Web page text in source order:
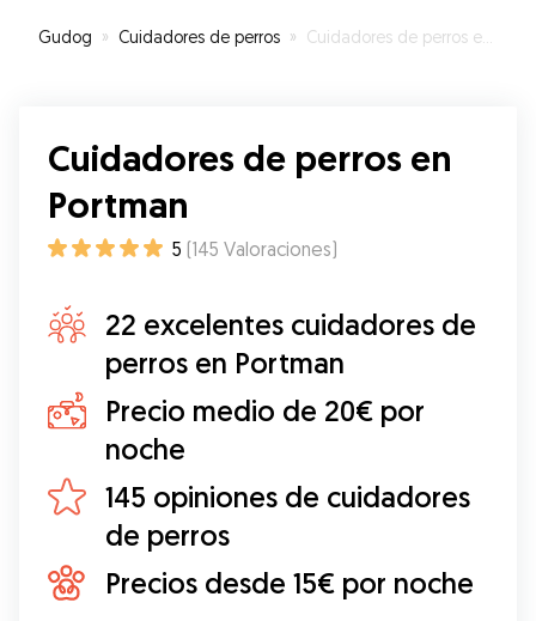
Gudog » Cuidadores de perros » Cuidadores de perros en Portman
Cuidadores de perros en
Portman
5 (145 Valoraciones)
22 excelentes cuidadores de
perros en Portman
Precio medio de 20€ por
noche
145 opiniones de cuidadores
de perros
Precios desde 15€ por noche